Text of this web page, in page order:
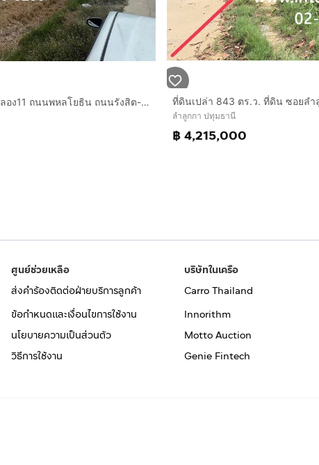
ที่ดินเปล่า 231 ตร.ว. ที่ดิน ซอยเลียบคลอง11 ถนนพหลโยธิน ถนนรังสิต-นครนายก ใกล้มหาวิทยาลัยเทคโนโลยีราชมงคลธัญบุรี ลำลูกกา ปทุมธานี
ลำลูกกา ปทุมธานี
฿ 4,215,000
ศูนย์ช่วยเหลือ
ส่งคำร้องติดต่อฝ่ายบริการลูกค้า
ข้อกำหนดและเงื่อนไขการใช้งาน
นโยบายความเป็นส่วนตัว
วิธีการใช้งาน
บริษัทในเครือ
Carro Thailand
Innorithm
Motto Auction
Genie Fintech